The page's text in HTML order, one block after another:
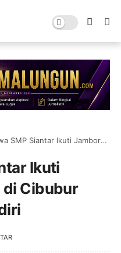
Ikuti Jambore Nasional di Cibubur Dengan Dana Sendiri
Ikuti
di Cibubur